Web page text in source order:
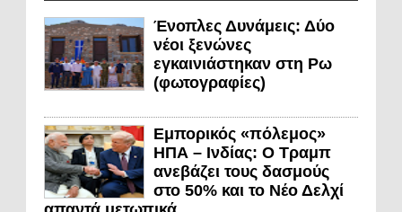
Ένοπλες Δυνάμεις: Δύο
νέοι ξενώνες
εγκαινιάστηκαν στη Ρω
(φωτογραφίες)
Εμπορικός «πόλεμος»
ΗΠΑ – Ινδίας: Ο Τραμπ
ανεβάζει τους δασμούς
στο 50% και το Νέο Δελχί